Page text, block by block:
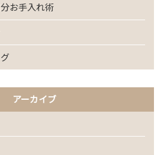
お手入れ術
アーカイブ